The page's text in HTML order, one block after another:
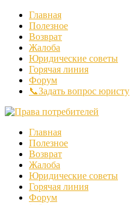
Главная
Полезное
Возврат
Жалоба
Юридические советы
Горячая линия
Форум
📞Задать вопрос юристу
Главная
Полезное
Возврат
Жалоба
Юридические советы
Горячая линия
Форум